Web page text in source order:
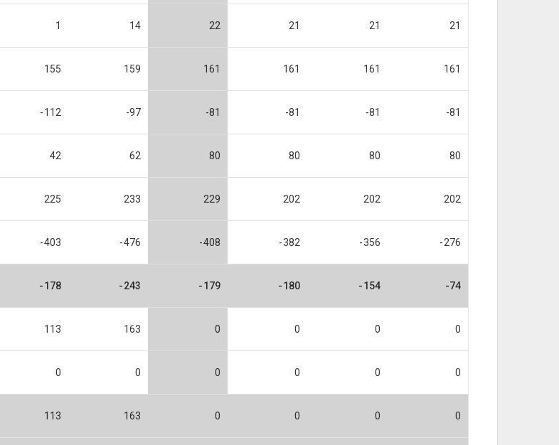
1 14 22 21 21 21
155 159 161 161 161 161
-112 -97 -81 -81 -81 -81
42 62 80 80 80 80
225 233 229 202 202 202
-403 -476 -408 -382 -356 -276
-178 -243 -179 -180 -154 -74
113 163 0 0 0 0
0 0 0 0 0 0
113 163 0 0 0 0